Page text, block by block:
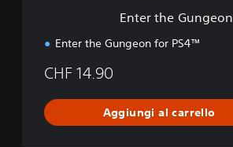
Enter the Gungeon
Enter the Gungeon for PS4™
CHF 14.90
Aggiungi al carrello